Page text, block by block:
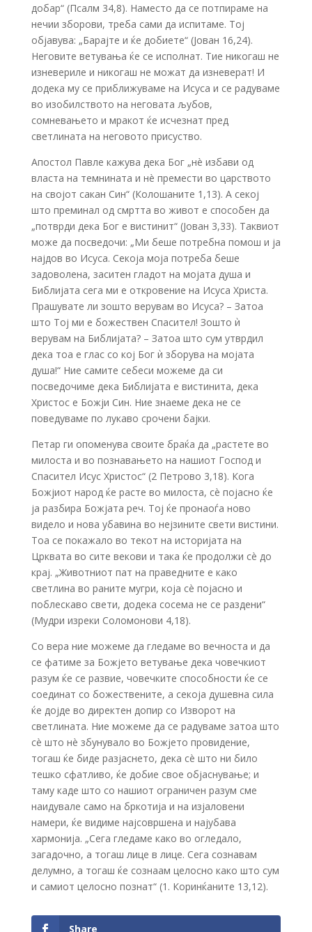
добар“ (Псалм 34,8). Наместо да се потпираме на
нечии зборови, треба сами да испитаме. Тој
објавува: „Барајте и ќе добиете“ (Јован 16,24).
Неговите ветувања ќе се исполнат. Тие никогаш не
изневериле и никогаш не можат да изневерат! И
додека му се приближуваме на Исуса и се радуваме
во изобилството на неговата љубов,
сомневањето и мракот ќе исчезнат пред
светлината на неговото присуство.
Апостол Павле кажува дека Бог „нè избави од
власта на темнината и нè премести во царството
на својот сакан Син“ (Колошаните 1,13). А секој
што преминал од смртта во живот е способен да
„потврди дека Бог е вистинит“ (Јован 3,33). Таквиот
може да посведочи: „Ми беше потребна помош и ја
најдов во Исуса. Секоја моја потреба беше
задоволена, заситен гладот на мојата душа и
Библијата сега ми е откровение на Исуса Христа.
Прашувате ли зошто верувам во Исуса? – Затоа
што Тој ми е божествен Спасител! Зошто ѝ
верувам на Библијата? – Затоа што сум утврдил
дека тоа е глас со кој Бог ѝ зборува на мојата
душа!“ Ние самите себеси можеме да си
посведочиме дека Библијата е вистинита, дека
Христос е Божји Син. Ние знаеме дека не се
поведуваме по лукаво срочени бајки.
Петар ги опоменува своите браќа да „растете во
милоста и во познавањето на нашиот Господ и
Спасител Исус Христос“ (2 Петрово 3,18). Кога
Божјиот народ ќе расте во милоста, сè појасно ќе
ја разбира Божјата реч. Тој ќе пронаоѓа ново
видело и нова убавина во нејзините свети вистини.
Тоа се покажало во текот на историјата на
Црквата во сите векови и така ќе продолжи сè до
крај. „Животниот пат на праведните е како
светлина во раните мугри, која сè појасно и
поблескаво свети, додека сосема не се раздени“
(Мудри изреки Соломонови 4,18).
Со вера ние можеме да гледаме во вечноста и да
се фатиме за Божјето ветување дека човечкиот
разум ќе се развие, човечките способности ќе се
соединат со божествените, а секоја душевна сила
ќе дојде во директен допир со Изворот на
светлината. Ние можеме да се радуваме затоа што
сè што нè збунувало во Божјето провидение,
тогаш ќе биде разјаснето, дека сè што ни било
тешко сфатливо, ќе добие свое објаснување; и
таму каде што со нашиот ограничен разум сме
наидувале само на бркотија и на изјаловени
намери, ќе видиме најсовршена и најубава
хармонија. „Сега гледаме како во огледало,
загадочно, а тогаш лице в лице. Сега сознавам
делумно, а тогаш ќе сознаам целосно како што сум
и самиот целосно познат“ (1. Коринќаните 13,12).
Share